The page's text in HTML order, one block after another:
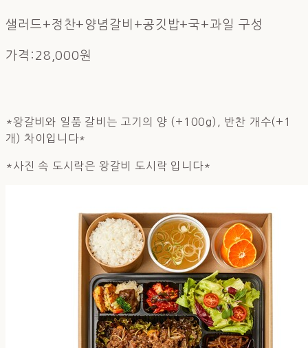
샐러드+정찬+양념갈비+공깃밥+국+과일 구성
가격:28,000원 ​
*왕갈비와 일품 갈비는 고기의 양 (+100g), 반찬 개수(+1
개) 차이입니다*
*사진 속 도시락은 왕갈비 도시락 입니다*